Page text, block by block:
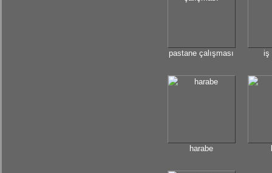
pastane çalışması iş
harabe